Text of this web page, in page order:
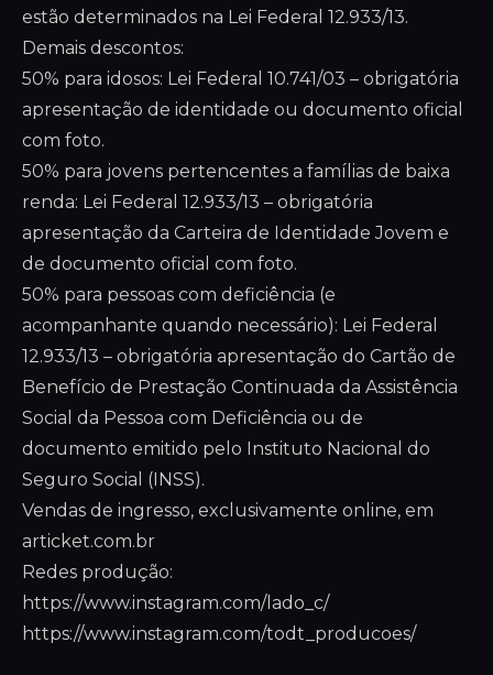
estão determinados na Lei Federal 12.933/13.
Demais descontos:
50% para idosos: Lei Federal 10.741/03 – obrigatória
apresentação de identidade ou documento oficial
com foto.
50% para jovens pertencentes a famílias de baixa
renda: Lei Federal 12.933/13 – obrigatória
apresentação da Carteira de Identidade Jovem e
de documento oficial com foto.
50% para pessoas com deficiência (e
acompanhante quando necessário): Lei Federal
12.933/13 – obrigatória apresentação do Cartão de
Benefício de Prestação Continuada da Assistência
Social da Pessoa com Deficiência ou de
documento emitido pelo Instituto Nacional do
Seguro Social (INSS).
Vendas de ingresso, exclusivamente online, em
articket.com.br
Redes produção:
https://www.instagram.com/lado_c/
https://www.instagram.com/todt_producoes/